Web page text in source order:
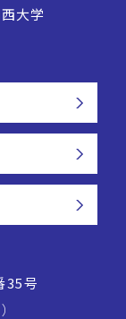
大学
35号